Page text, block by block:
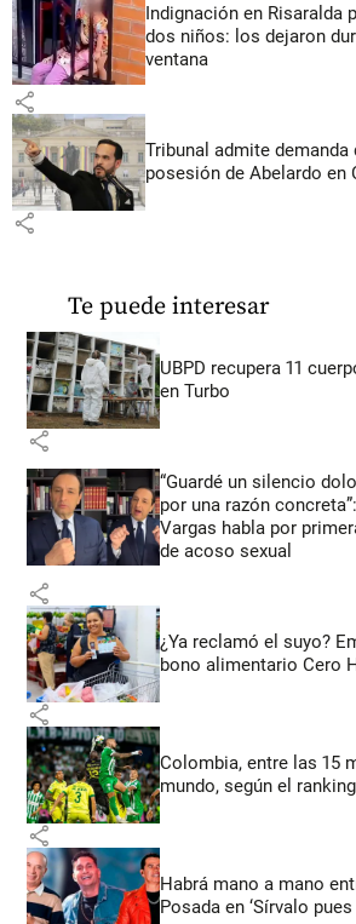
Indignación en Risaralda
dos niños: los dejaron
ventana
share
Tribunal admite
posesión de Abelardo en
share
Te puede interesar
UBPD recupera 11
en Turbo
share
“Guardé un silencio
por una razón
Vargas habla por
de acoso sexual
share
¿Ya reclamó el suyo?
bono alimentario Cero
share
Colombia, entre las 15
mundo, según el
share
Habrá mano a mano
Posada en ‘Sírvalo pues